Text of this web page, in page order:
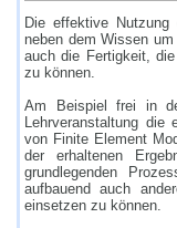
Die effektive Nutzung
neben dem Wissen
auch die Fertigkeit,
zu können.
Am Beispiel frei in
Lehrveranstaltung die
von Finite Element
der erhaltenen
grundlegenden
aufbauend auch
einsetzen zu können.